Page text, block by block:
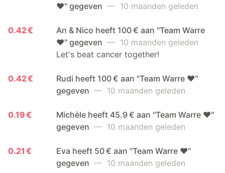
❤️" gegeven — 10 maanden geleden
0.42 €
An & Nico heeft 100 € aan "Team Warre
❤️" gegeven — 10 maanden geleden
Let's beat cancer together!
0.42 €
Rudi heeft 100 € aan "Team Warre ❤️"
gegeven — 10 maanden geleden
0.19 €
Michèle heeft 45.9 € aan "Team Warre ❤️"
gegeven — 10 maanden geleden
0.21 €
Eva heeft 50 € aan "Team Warre ❤️"
gegeven — 10 maanden geleden